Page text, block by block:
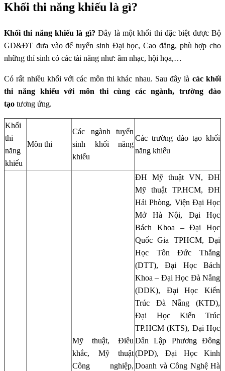
Khối thi năng khiếu là gì?
Khối thi năng khiếu là gì? Đây là một khối thi đặc biệt được Bộ
GD&ĐT đưa vào để tuyển sinh Đại học, Cao đẳng, phù hợp cho
những thí sinh có các tài năng như: âm nhạc, hội họa,…
Có rất nhiều khối với các môn thi khác nhau. Sau đây là các khối
thi năng khiếu với môn thi cùng các ngành, trường đào
tạo tương ứng.
Khối
thi
năng
khiếu
Môn thi
Các ngành tuyển
sinh khối năng
khiếu
Các trường đào tạo khối
năng khiếu
Mỹ thuật, Điêu
khắc, Mỹ thuật
Công nghiệp,
ĐH Mỹ thuật VN, ĐH
Mỹ thuật TP.HCM, ĐH
Hải Phòng, Viện Đại Học
Mở Hà Nội, Đại Học
Bách Khoa – Đại Học
Quốc Gia TPHCM, Đại
Học Tôn Đức Thắng
(DTT), Đại Học Bách
Khoa – Đại Học Đà Nẵng
(DDK), Đại Học Kiến
Trúc Đà Nẵng (KTD),
Đại Học Kiến Trúc
TP.HCM (KTS), Đại Học
Dân Lập Phương Đông
(DPD), Đại Học Kinh
Doanh và Công Nghệ Hà